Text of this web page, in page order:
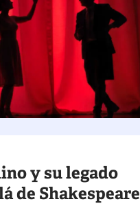
y su legado
de Shakespeare